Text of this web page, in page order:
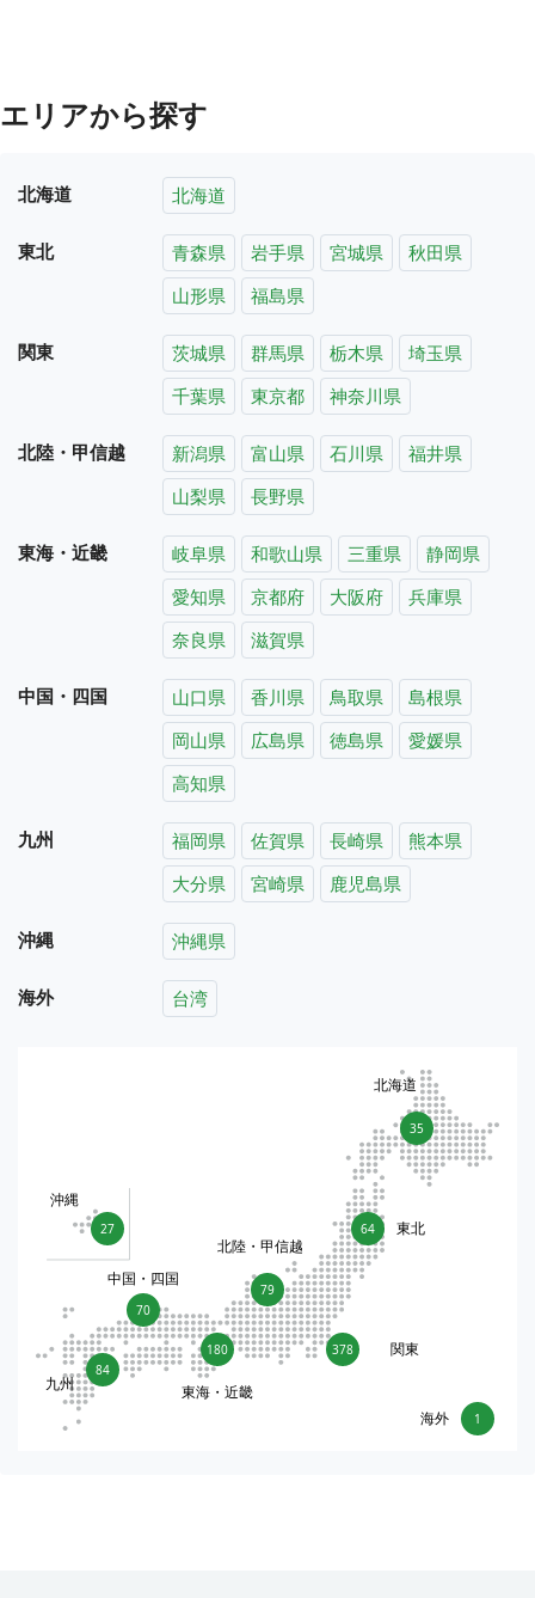
エリアから探す
北海道 北海道
東北 青森県 岩手県 宮城県
秋田県
山形県
福島県
関東 茨城県 群馬県 栃木県
埼玉県
千葉県
東京都 神奈川県
北陸・甲信越 新潟県 富山県 石川県
福井県
山梨県
長野県
東海・近畿 岐阜県 和歌山県 三重県
静岡県
愛知県
京都府 大阪府
兵庫県
奈良県
滋賀県
中国・四国 山口県 香川県 鳥取県
島根県
岡山県
広島県 徳島県
愛媛県
高知県
九州 福岡県 佐賀県 長崎県
熊本県
大分県
宮崎県 鹿児島県
沖縄 沖縄県
海外 台湾
35
北海道
64 東北
378 関東
79
北陸・甲信越
180
東海・近畿
70
中国・四国
84
九州
27
沖縄
1
海外